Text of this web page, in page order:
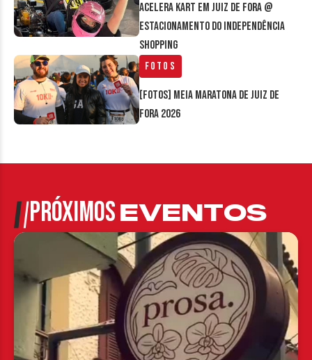
Acelera Kart em Juiz de Fora @
estacionamento do Independência
Shopping
Fotos
[FOTOS] Meia Maratona de Juiz de
Fora 2026
PRÓXIMOSEVENTOS